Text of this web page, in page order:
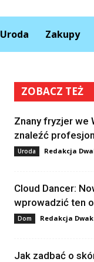
Uroda Zakupy
ZOBACZ TEŻ
Znany fryzjer we
znaleźć
Uroda Redakcja
Cloud Dancer:
wprowadzić ten
Dom Redakcja
Jak zadbać o